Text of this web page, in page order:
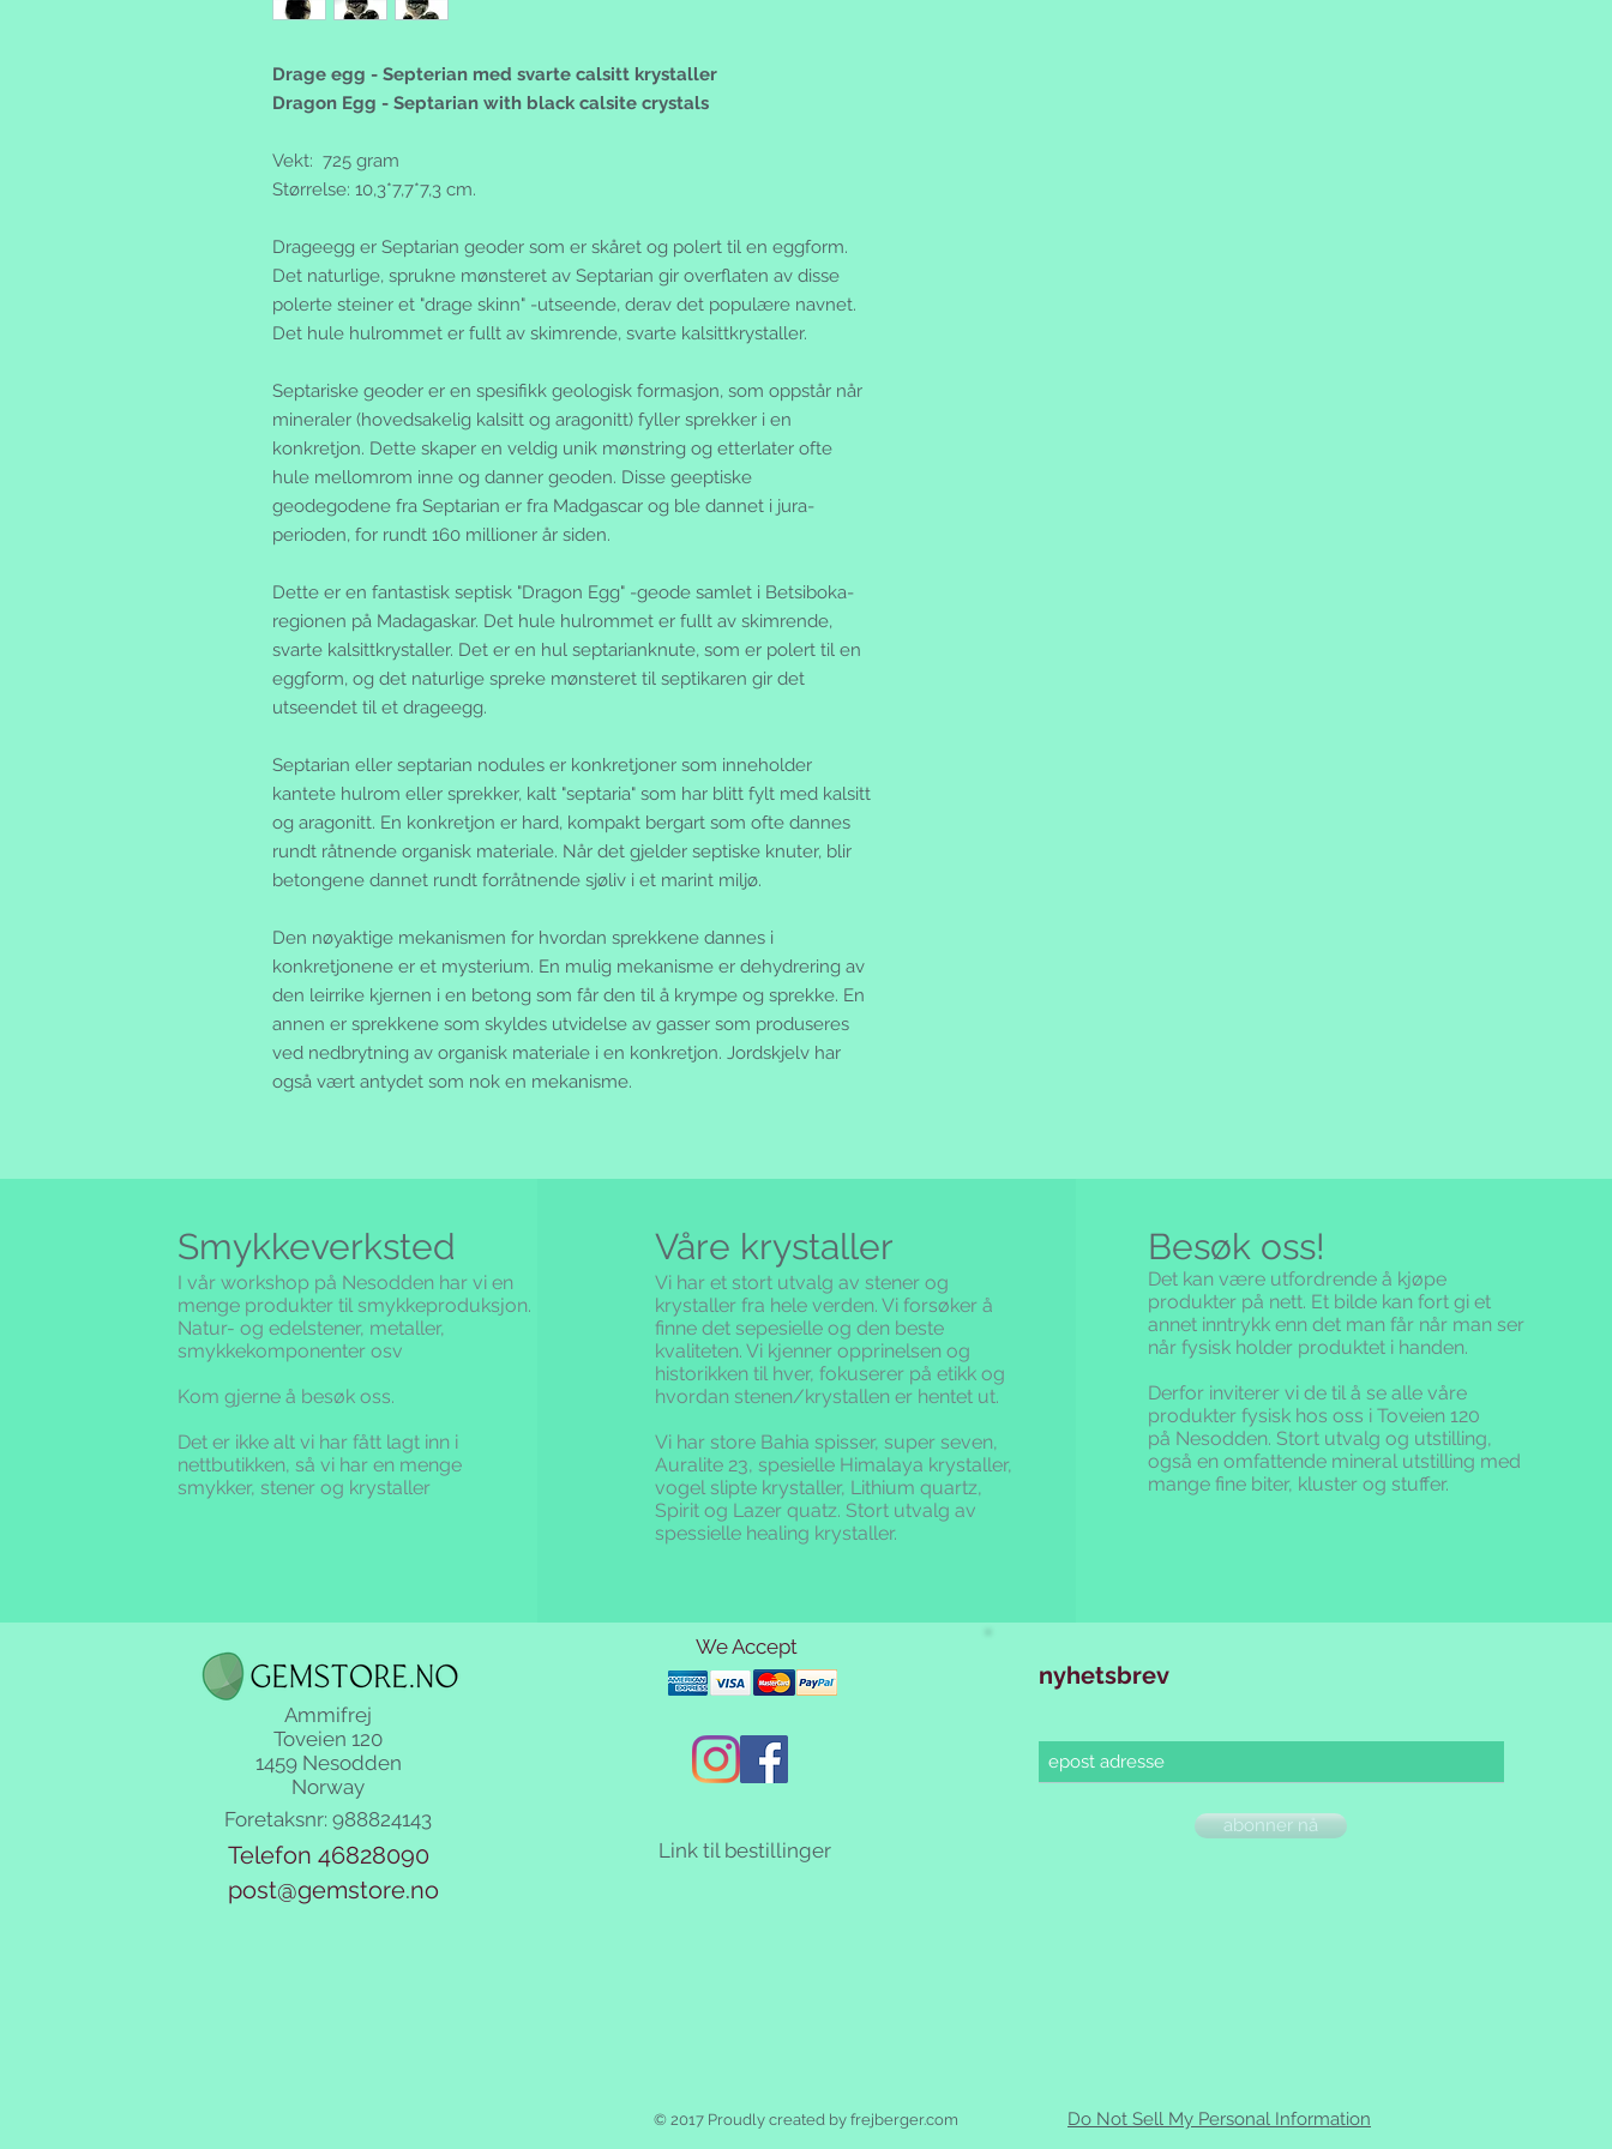
Drage egg - Septerian med svarte calsitt krystaller
Dragon Egg - Septarian with black calsite crystals
Vekt: 725 gram
Størrelse: 10,3*7,7*7,3 cm.
Drageegg er Septarian geoder som er skåret og polert til en eggform.
Det naturlige, sprukne mønsteret av Septarian gir overflaten av disse
polerte steiner et "drage skinn" -utseende, derav det populære navnet.
Det hule hulrommet er fullt av skimrende, svarte kalsittkrystaller.
Septariske geoder er en spesifikk geologisk formasjon, som oppstår når
mineraler (hovedsakelig kalsitt og aragonitt) fyller sprekker i en
konkretjon. Dette skaper en veldig unik mønstring og etterlater ofte
hule mellomrom inne og danner geoden. Disse geeptiske
geodegodene fra Septarian er fra Madgascar og ble dannet i jura-
perioden, for rundt 160 millioner år siden.
Dette er en fantastisk septisk "Dragon Egg" -geode samlet i Betsiboka-
regionen på Madagaskar. Det hule hulrommet er fullt av skimrende,
svarte kalsittkrystaller. Det er en hul septarianknute, som er polert til en
eggform, og det naturlige spreke mønsteret til septikaren gir det
utseendet til et drageegg.
Septarian eller septarian nodules er konkretjoner som inneholder
kantete hulrom eller sprekker, kalt "septaria" som har blitt fylt med kalsitt
og aragonitt. En konkretjon er hard, kompakt bergart som ofte dannes
rundt råtnende organisk materiale. Når det gjelder septiske knuter, blir
betongene dannet rundt forråtnende sjøliv i et marint miljø.
Den nøyaktige mekanismen for hvordan sprekkene dannes i
konkretjonene er et mysterium. En mulig mekanisme er dehydrering av
den leirrike kjernen i en betong som får den til å krympe og sprekke. En
annen er sprekkene som skyldes utvidelse av gasser som produseres
ved nedbrytning av organisk materiale i en konkretjon. Jordskjelv har
også vært antydet som nok en mekanisme.
Smykkeverksted
I vår workshop på Nesodden har vi en
menge produkter til smykkeproduksjon.
Natur- og edelstener, metaller,
smykkekomponenter osv
Kom gjerne å besøk oss.
Det er ikke alt vi har fått lagt inn i
nettbutikken,så vi har en menge
smykker, stener og krystaller
Våre krystaller
Vi har et stort utvalg av stener og
krystaller fra hele verden. Vi forsøker å
finne det sepesielle og den beste
kvaliteten. Vi kjenner opprinelsen og
historikken til hver, fokuserer på etikk og
hvordan stenen/krystallen er hentet ut.
Vi har store Bahia spisser, super seven,
Auralite 23, spesielle Himalaya krystaller,
vogel slipte krystaller, Lithium quartz,
Spirit og Lazer quatz. Stort utvalg av
spessielle healing krystaller.
Besøk oss!
Det kan være utfordrende å kjøpe
produkter på nett. Et bilde kan fort gi et
annet inntrykk enn det man får når man ser
når fysisk holder produktet i handen.
Derfor inviterer vi de til å se alle våre
produkter fysisk hos oss i Toveien 120
på Nesodden. Stort utvalg og utstilling,
også en omfattende mineral utstilling med
mange fine biter, kluster og stuffer.
Telefon 46828090
post@gemstore.no
We Accept
nyhetsbrev
abonner nå
Link til bestillinger
Ammifrej
Toveien 120
1459 Nesodden
Norway
Foretaksnr: 988824143
Do Not Sell My Personal Information
© 2017 Proudly created by frejberger.com